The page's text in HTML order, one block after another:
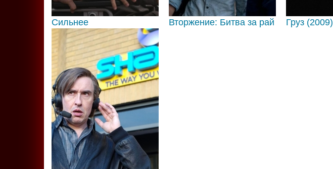
Сильнее Вторжение: Битва за рай Груз (2009)